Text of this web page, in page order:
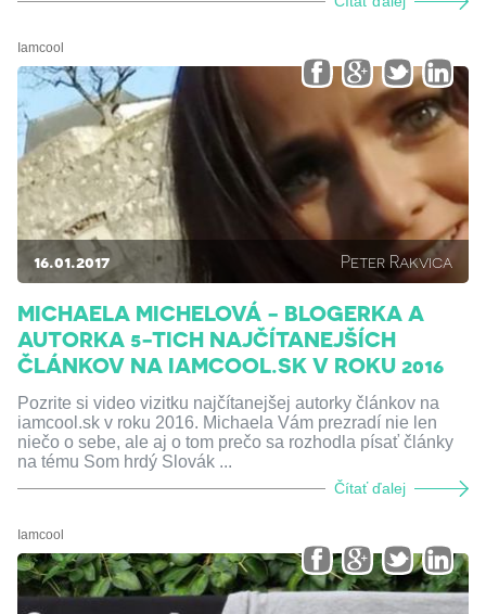
Iamcool
16.01.2017 Peter Rakvica
MICHAELA MICHELOVÁ - BLOGERKA A
AUTORKA 5-TICH NAJČÍTANEJŠÍCH
ČLÁNKOV NA IAMCOOL.SK V ROKU 2016
Pozrite si video vizitku najčítanejšej autorky článkov na
iamcool.sk v roku 2016. Michaela Vám prezradí nie len
niečo o sebe, ale aj o tom prečo sa rozhodla písať články
na tému Som hrdý Slovák ...
Čítať ďalej
Iamcool